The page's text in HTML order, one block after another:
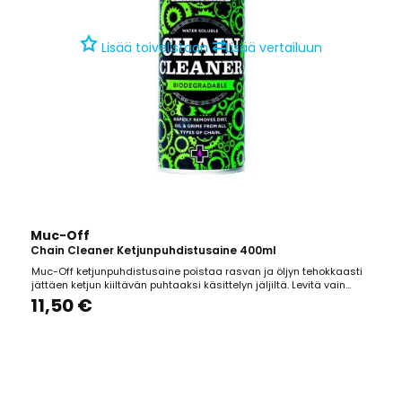
Lisää toivelistaan ⇄Lisää vertailuun
Muc-Off
Chain Cleaner Ketjunpuhdistusaine 400ml
Muc-Off ketjunpuhdistusaine poistaa rasvan ja öljyn tehokkaasti
jättäen ketjun kiiltävän puhtaaksi käsittelyn jäljiltä. Levitä vain
ketjulle ja pyyhi lika pois rätillä tai harjalla. Yhteensopiva Muc-Off
Chain Doc- ketjupesurin kanssa. Biohajoava.
11,50 €